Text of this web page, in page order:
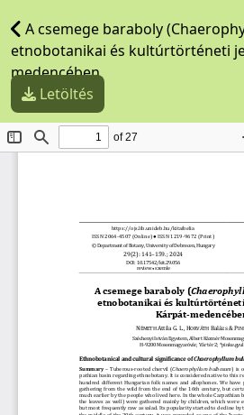
A csemege baraboly
etnobotanikai és kultúrtörténeti
medencében
Letöltés